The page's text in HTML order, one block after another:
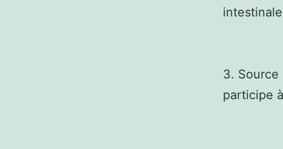
3. Source
participe